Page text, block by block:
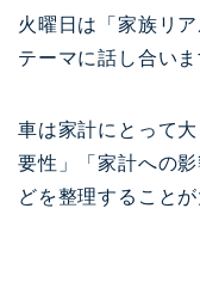
火曜日は「家族リ
テーマに話し合いま
車は家計にとって
要性」「家計への
どを整理することが